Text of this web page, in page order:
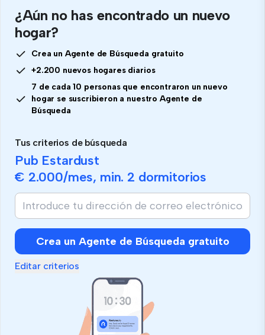
¿Aún no has encontrado un nuevo
hogar?
Crea un Agente de Búsqueda gratuito
+2.200 nuevos hogares diarios
7 de cada 10 personas que encontraron un nuevo
hogar se suscribieron a nuestro Agente de
Búsqueda
Tus criterios de búsqueda
Pub Estardust
€ 2.000/mes, min. 2 dormitorios
Si
eres
humano,
ignora
este
campo
Crea un Agente de Búsqueda gratuito
Editar criterios